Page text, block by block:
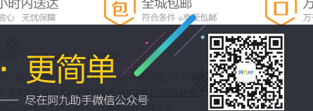
服务保障 | 公司简介
2268610422 联系地址: 福建省厦门市嘉禾路398号财富港湾428室
留所有权利 ICP备案证书号:
闽ICP备12009196号-1
技术支持：厦门一江网络科技有限公司